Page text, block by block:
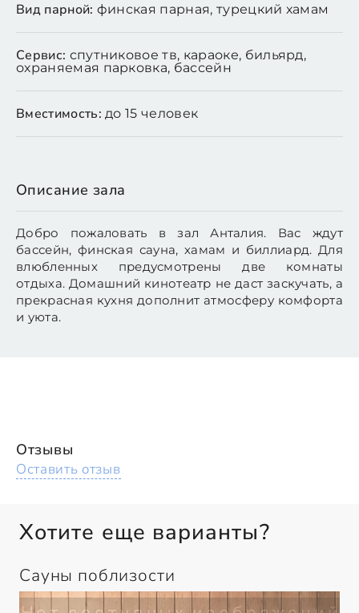
Вид парной: финская парная, турецкий хамам
Сервис: спутниковое тв, караоке, бильярд,
охраняемая парковка, бассейн
Вместимость: до 15 человек
Описание зала
Добро пожаловать в зал Анталия. Вас ждут
бассейн, финская сауна, хамам и биллиард. Для
влюбленных предусмотрены две комнаты
отдыха. Домашний кинотеатр не даст заскучать, а
прекрасная кухня дополнит атмосферу комфорта
и уюта.
Отзывы
Оставить отзыв
Хотите еще варианты?
Сауны поблизости